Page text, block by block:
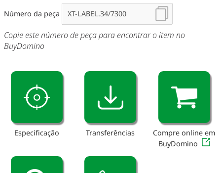
Número da peça
Copie este número de peça para encontrar o item no
BuyDomino
Especificação Transferências
Compre online em
BuyDomino